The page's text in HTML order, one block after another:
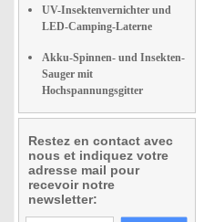
UV-Insektenvernichter und
LED-Camping-Laterne
Akku-Spinnen- und Insekten-
Sauger mit
Hochspannungsgitter
Restez en contact avec
nous et indiquez votre
adresse mail pour
recevoir notre
newsletter: